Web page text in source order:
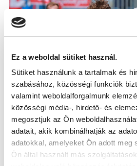
Ez a weboldal sütiket használ.
Sütiket használunk a tartalmak és
szabásához, közösségi funkciók
valamint weboldalforgalmunk
közösségi média-, hirdető- és
megosztjuk az Ön
adatait, akik kombinálhatják az
adatokkal, amelyeket Ön adott meg
Ön által használt más
NÉMETH HUNOR
A LEGNAGYOBB DÁN
(LAPSZEMLE)
Dánia legnagyobb múltú sportlapja,